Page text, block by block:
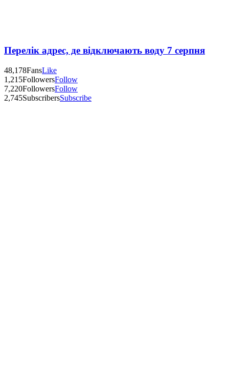
Перелік адрес, де відключають воду 7 серпня
48,178FansLike
1,215FollowersFollow
7,220FollowersFollow
2,745SubscribersSubscribe